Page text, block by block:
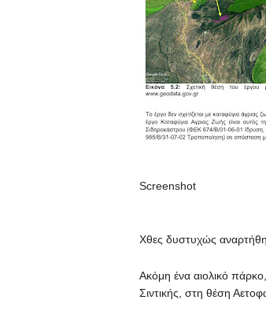
Screenshot
Χθες δυστυχώς
Ακόμη ένα αιολικό
Σιντικής, στη θέση